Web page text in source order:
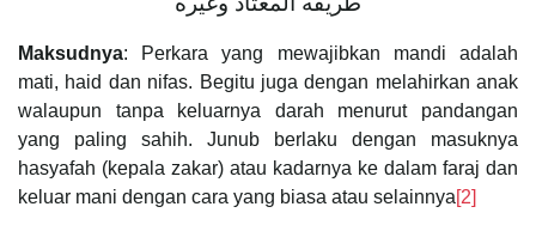
Maksudnya: Perkara yang mewajibkan mandi adalah
mati, haid dan nifas. Begitu juga dengan melahirkan anak
walaupun tanpa keluarnya darah menurut pandangan
yang paling sahih. Junub berlaku dengan masuknya
hasyafah (kepala zakar) atau kadarnya ke dalam faraj dan
keluar mani dengan cara yang biasa atau selainnya[2]